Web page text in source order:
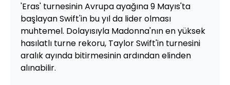
'Eras' turnesinin Avrupa ayağına 9 Mayıs'ta
başlayan Swift'in bu yıl da lider olması
muhtemel. Dolayısıyla Madonna'nın en yüksek
hasılatlı turne rekoru, Taylor Swift'in turnesini
aralık ayında bitirmesinin ardından elinden
alınabilir.